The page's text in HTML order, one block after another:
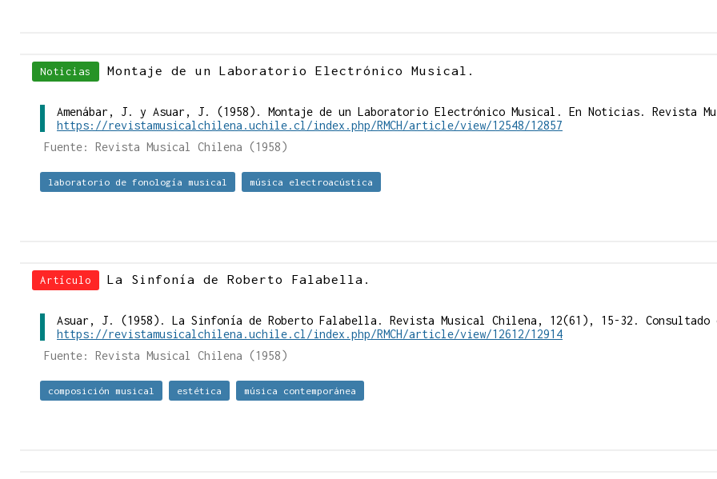
Noticias Montaje de un Laboratorio Electrónico Musical.
Amenábar, J. y Asuar, J. (1958). Montaje de un Laboratorio Electrónico Musical. En Noticias. Revista
https://revistamusicalchilena.uchile.cl/index.php/RMCH/article/view/12548/12857
Fuente: Revista Musical Chilena (1958)
laboratorio de fonología musical música electroacústica
Artículo La Sinfonía de Roberto Falabella.
Asuar, J. (1958). La Sinfonía de Roberto Falabella. Revista Musical Chilena, 12(61), 15-32. Consultado
https://revistamusicalchilena.uchile.cl/index.php/RMCH/article/view/12612/12914
Fuente: Revista Musical Chilena (1958)
composición musical estética música contemporánea